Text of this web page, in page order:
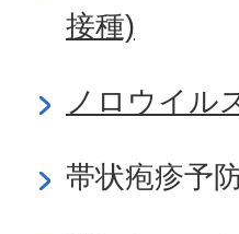
接種)
ノロウイル
帯状疱疹予